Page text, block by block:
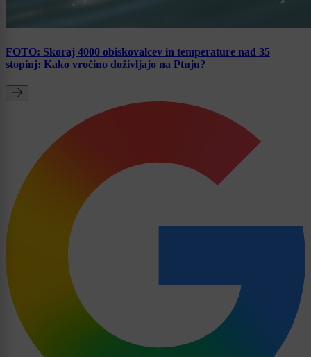
FOTO: Skoraj 4000 obiskovalcev in temperature nad 35
stopinj: Kako vročino doživljajo na Ptuju?